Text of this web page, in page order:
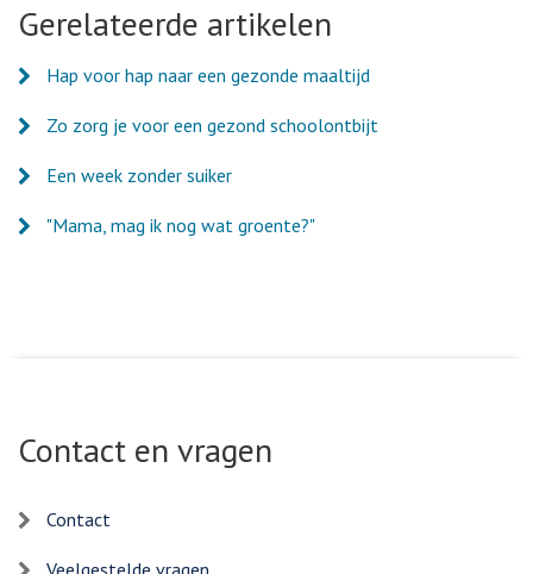
mail
Gerelateerde artikelen
Hap voor hap naar een gezonde maaltijd
Zo zorg je voor een gezond schoolontbijt
Een week zonder suiker
"Mama, mag ik nog wat groente?"
Contact en vragen
Contact